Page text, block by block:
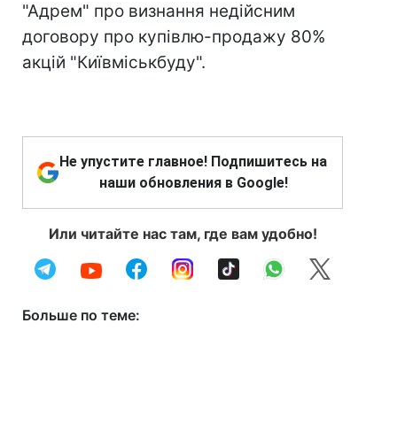
"Адрем" про визнання недійсним
договору про купівлю-продажу 80%
акцій "Київміськбуду".
Не упустите главное! Подпишитесь на
наши обновления в Google!
Или читайте нас там, где вам удобно!
Больше по теме: